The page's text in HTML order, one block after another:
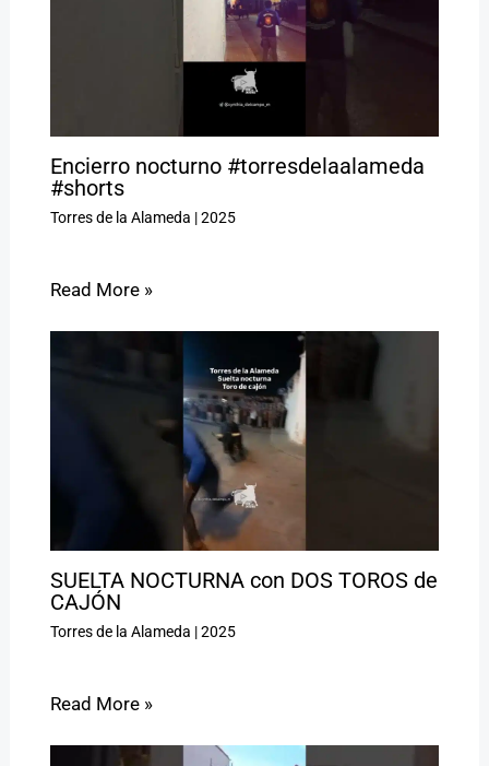
Encierro nocturno #torresdelaalameda
#shorts
Torres de la Alameda |2025
Read More »
SUELTA NOCTURNA con DOS TOROS de
CAJÓN
Torres de la Alameda |2025
Read More »